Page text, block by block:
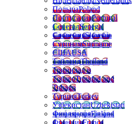
ПольшаPoland
ПортугалияPortugal
СенегалSenegal
СловенияSlovenia
СуринамSuriname
СШАUSA
ТайландThailand
Тринидад и
ТобагоTrinidad and
Tobago
ТурцияTurkey
УзбекистанUzbekistan
ФинляндияFinland
ФранцияFrance